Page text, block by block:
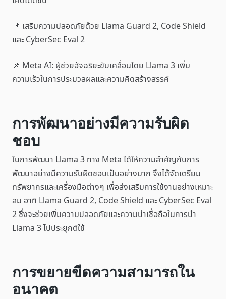
📌 เสริมความปลอดภัยด้วย Llama Guard 2, Code Shield
และ CyberSec Eval 2
📌 Meta AI: ผู้ช่วยอัจฉริยะขับเคลื่อนโดย Llama 3 เพิ่ม
ความเร็วในการประมวลผลและความคิดสร้างสรรค์
การพัฒนาอย่างมีความรับผิด
ชอบ
ในการพัฒนา Llama 3 ทาง Meta ได้ให้ความสำคัญกับการ
พัฒนาอย่างมีความรับผิดชอบเป็นอย่างมาก จึงได้จัดเตรียม
ทรัพยากรและเครื่องมือต่างๆ เพื่อส่งเสริมการใช้งานอย่างเหมาะ
สม อาทิ Llama Guard 2, Code Shield และ CyberSec Eval
2 ซึ่งจะช่วยเพิ่มความปลอดภัยและความน่าเชื่อถือในการนำ
Llama 3 ไปประยุกต์ใช้
การขยายขีดความสามารถใน
อนาคต